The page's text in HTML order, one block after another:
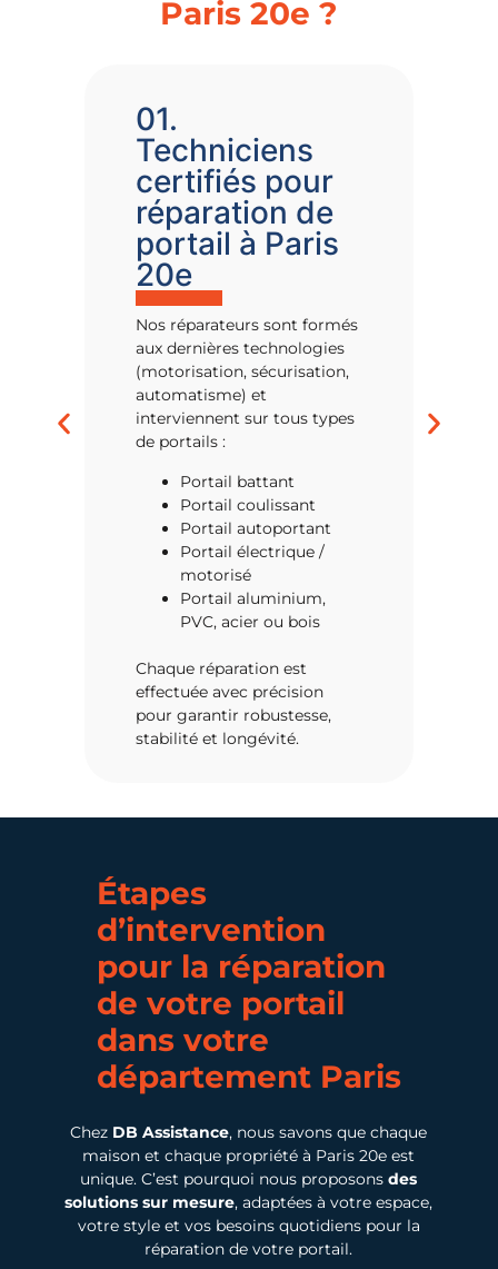
Paris 20e ?
01.
Techniciens
certifiés pour
réparation de
portail à Paris
20e
Nos réparateurs sont formés
aux dernières technologies
(motorisation, sécurisation,
automatisme) et
interviennent sur tous types
de portails :
Portail battant
Portail coulissant
Portail autoportant
Portail électrique /
motorisé
Portail aluminium,
PVC, acier ou bois
Chaque réparation est
effectuée avec précision
pour garantir robustesse,
stabilité et longévité.
Étapes
d’intervention
pour la réparation
de votre portail
dans votre
département Paris
Chez DB Assistance, nous savons que chaque
maison et chaque propriété à Paris 20e est
unique. C’est pourquoi nous proposonsdes
solutions sur mesure, adaptées à votre espace,
votre style et vos besoins quotidiens pour la
réparation de votre portail.